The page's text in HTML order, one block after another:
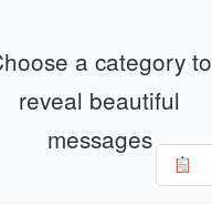
a category to
reveal beautiful
messages